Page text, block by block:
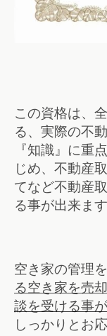
この資格は、
る、実際の不
『知識』に重
じめ、不動産
てなど不動産
る事が出来ます
空き家の管理
る空き家を売
談を受ける事が
しっかりとお